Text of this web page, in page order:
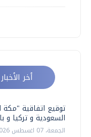
أخر الأخبار
توقيع اتفاقية "مكة
السعودية و تركيا و
الجمعة، 07 اغسطس 2026 02:46 م